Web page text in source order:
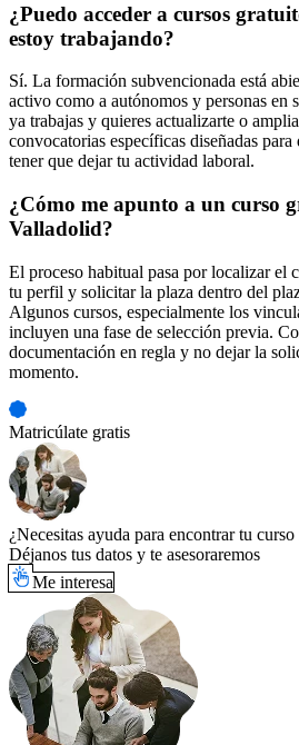
¿Puedo acceder a cursos
estoy trabajando?
Sí. La formación subvencionada está
activo como a autónomos y personas en
ya trabajas y quieres actualizarte o
convocatorias específicas diseñadas
tener que dejar tu actividad laboral.
¿Cómo me apunto a un curso
Valladolid?
El proceso habitual pasa por localizar el
tu perfil y solicitar la plaza dentro del
Algunos cursos, especialmente los
incluyen una fase de selección previa.
documentación en regla y no dejar la
momento.
Matricúlate gratis
¿Necesitas ayuda para encontrar tu curso
Déjanos tus datos y te asesoraremos
Me interesa